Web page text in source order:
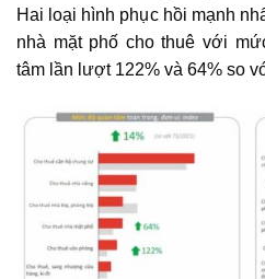
Hai loại hình phục hồi mạnh
nhà mặt phố cho thuê với
tâm lần lượt 122% và 64% so